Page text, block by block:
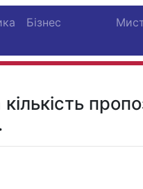
Бізнес